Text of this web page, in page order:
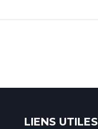
LIENS UTILES